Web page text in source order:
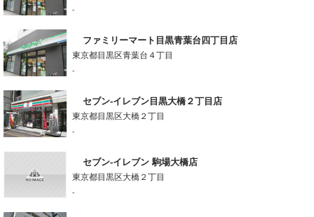
-
ファミリーマート目黒青葉台四丁目店
東京都目黒区青葉台４丁目
-
セブン-イレブン目黒大橋２丁目店
東京都目黒区大橋２丁目
-
セブン-イレブン 駒場大橋店
東京都目黒区大橋２丁目
-